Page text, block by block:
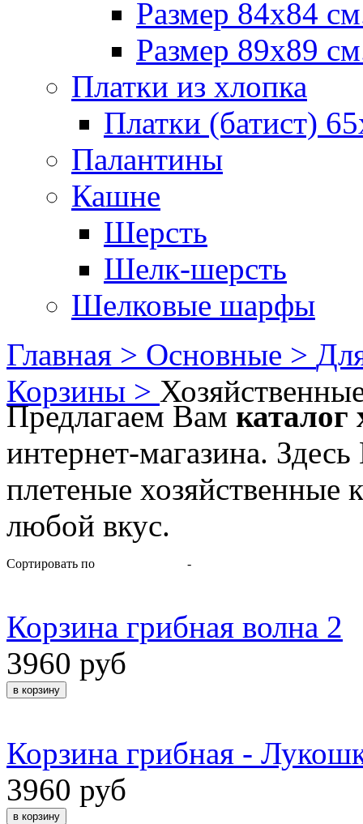
Размер 84х84
Размер 89х89
Платки из хлопка
Платки (батист)
Палантины
Кашне
Шерсть
Шелк-шерсть
Шелковые шарфы
Главная > Основные >
Корзины >
Предлагаем Вам каталог
интернет-магазина.
плетеные хозяйственные
любой вкус.
Сортировать по -
Корзина грибная волна 2
3960 руб
Корзина грибная -
3960 руб